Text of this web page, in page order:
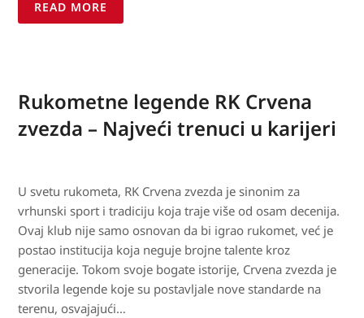
READ MORE
Rukometne legende RK Crvena
zvezda – Najveći trenuci u karijeri
U svetu rukometa, RK Crvena zvezda je sinonim za
vrhunski sport i tradiciju koja traje više od osam decenija.
Ovaj klub nije samo osnovan da bi igrao rukomet, već je
postao institucija koja neguje brojne talente kroz
generacije. Tokom svoje bogate istorije, Crvena zvezda je
stvorila legende koje su postavljale nove standarde na
terenu, osvajajući…